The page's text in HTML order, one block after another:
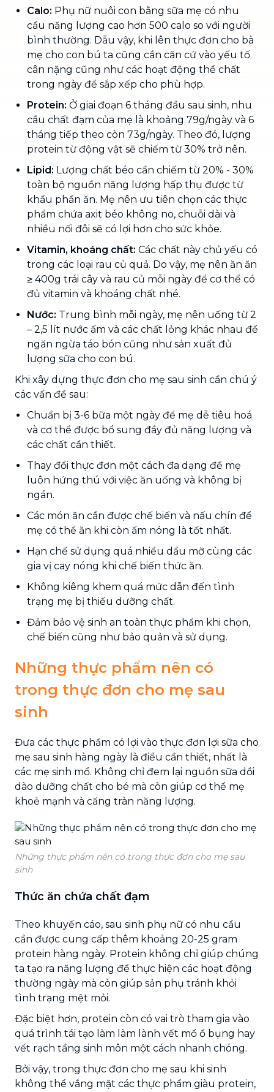
Calo: Phụ nữ nuôi con bằng sữa mẹ có nhu
cầu năng lượng cao hơn 500 calo so với người
bình thường. Dẫu vậy, khi lên thực đơn cho bà
mẹ cho con bú ta cũng cần căn cứ vào yếu tố
cân nặng cũng như các hoạt động thể chất
trong ngày để sắp xếp cho phù hợp.
Protein: Ở giai đoạn 6 tháng đầu sau sinh, nhu
cầu chất đạm của mẹ là khoảng 79g/ngày và 6
tháng tiếp theo còn 73g/ngày. Theo đó, lượng
protein từ động vật sẽ chiếm từ 30% trở nên.
Lipid: Lượng chất béo cần chiếm từ 20% - 30%
toàn bộ nguồn năng lượng hấp thụ được từ
khẩu phần ăn. Mẹ nên ưu tiên chọn các thực
phẩm chứa axit béo không no, chuỗi dài và
nhiều nối đôi sẽ có lợi hơn cho sức khỏe.
Vitamin, khoáng chất: Các chất này chủ yếu có
trong các loại rau củ quả. Do vậy, mẹ nên ăn ăn
≥ 400g trái cây và rau củ mỗi ngày để cơ thể có
đủ vitamin và khoáng chất nhé.
Nước: Trung bình mỗi ngày, mẹ nên uống từ 2
– 2,5 lít nước ấm và các chất lỏng khác nhau để
ngăn ngừa táo bón cũng như sản xuất đủ
lượng sữa cho con bú.
Khi xây dựng thực đơn cho mẹ sau sinh cần chú ý
các vấn đề sau:
Chuẩn bị 3-6 bữa một ngày để mẹ dễ tiêu hoá
và cơ thể được bổ sung đầy đủ năng lượng và
các chất cần thiết.
Thay đổi thực đơn một cách đa dạng để mẹ
luôn hứng thú với việc ăn uống và không bị
ngán.
Các món ăn cần được chế biến và nấu chín để
mẹ có thể ăn khi còn ấm nóng là tốt nhất.
Hạn chế sử dụng quá nhiều dầu mỡ cùng các
gia vị cay nóng khi chế biến thức ăn.
Không kiêng khem quá mức dẫn đến tình
trạng mẹ bị thiếu dưỡng chất.
Đảm bảo vệ sinh an toàn thực phẩm khi chọn,
chế biến cũng như bảo quản và sử dụng.
Những thực phẩm nên có
trong thực đơn cho mẹ sau
sinh
Đưa các thực phẩm có lợi vào thực đơn lợi sữa cho
mẹ sau sinh hàng ngày là điều cần thiết, nhất là
các mẹ sinh mổ. Không chỉ đem lại nguồn sữa dồi
dào dưỡng chất cho bé mà còn giúp cơ thể mẹ
khoẻ mạnh và căng tràn năng lượng.
Những thực phẩm nên có trong thực đơn cho mẹ sau
sinh
Thức ăn chứa chất đạm
Theo khuyến cáo, sau sinh phụ nữ có nhu cầu
cần được cung cấp thêm khoảng 20-25 gram
protein hàng ngày. Protein không chỉ giúp chúng
ta tạo ra năng lượng để thực hiện các hoạt động
thường ngày mà còn giúp sản phụ tránh khỏi
tình trạng mệt mỏi.
Đặc biệt hơn, protein còn có vai trò tham gia vào
quá trình tái tạo làm làm lành vết mổ ổ bụng hay
vết rạch tầng sinh môn một cách nhanh chóng.
Bởi vậy, trong thực đơn cho mẹ sau khi sinh
không thể vắng mặt các thực phẩm giàu protein,